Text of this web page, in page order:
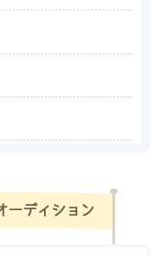
ーディション